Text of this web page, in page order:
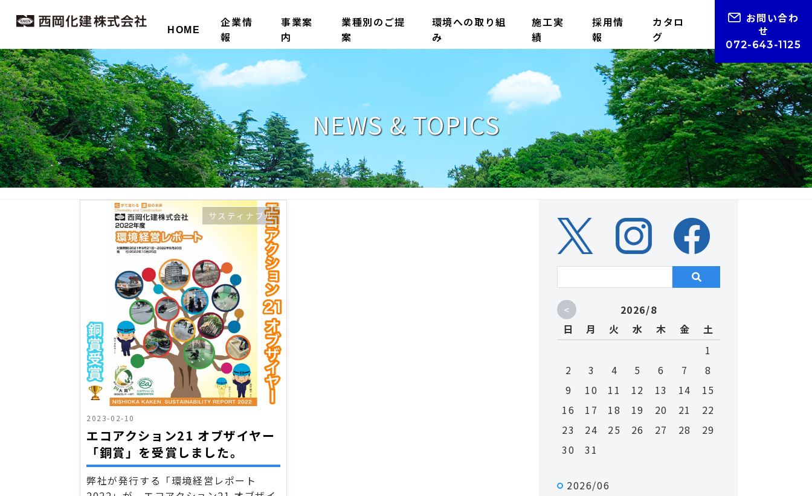
HOME
企業情
報
事業案
内
業種別のご提
案
環境への取り組
み
施工実
績
採用情
報
カタロ
グ
お問い合わ
せ
072-643-1125
NEWS & TOPICS
2023-02-10
エコアクション21 オブザイヤー
「銅賞」を受賞しました。
サスティナブル
弊社が発行する「環境経営レポート
<
2026/8
日
月 火 水 木 金
土
1
2
3 4 5 6 7
8
9
10 11 12 13 14
15
16
17 18 19 20 21
22
23
24 25 26 27 28
29
30
31
2026/06